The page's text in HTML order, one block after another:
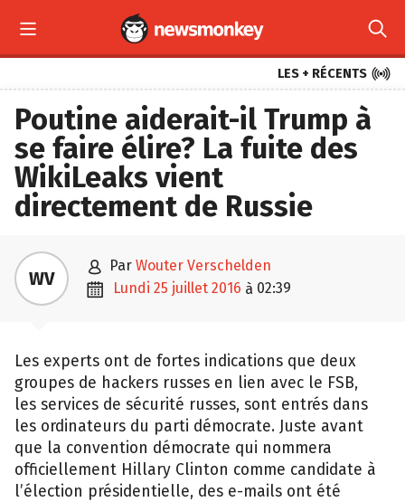
 
LES + RÉCENTS 
Poutine aiderait-il Trump à
se faire élire? La fuite des
WikiLeaks vient
directement de Russie
WV  par Wouter Verschelden
 lundi 25 juillet 2016 à 02:39
Les experts ont de fortes indications que deux
groupes de hackers russes en lien avec le FSB,
les services de sécurité russes, sont entrés dans
les ordinateurs du parti démocrate. Juste avant
que la convention démocrate qui nommera
officiellement Hillary Clinton comme candidate à
l’élection présidentielle, des e-mails ont été